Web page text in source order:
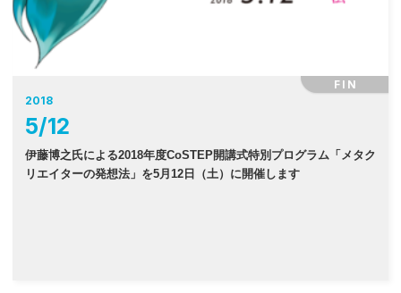
FIN
2018
5/12
伊藤博之氏による2018年度CoSTEP開講式特別プログラム「メタク
リエイターの発想法」を5月12日（土）に開催します